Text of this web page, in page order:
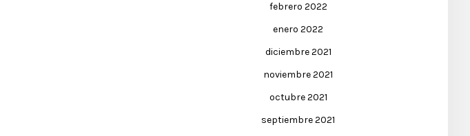
febrero 2022
enero 2022
diciembre 2021
noviembre 2021
octubre 2021
septiembre 2021